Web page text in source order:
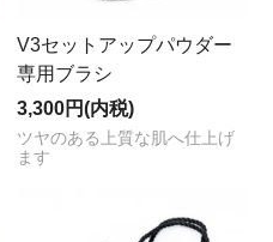
V3セットアップパウダー
専用ブラシ
3,300円(内税)
ツヤのある上質な肌へ仕上げ
ます